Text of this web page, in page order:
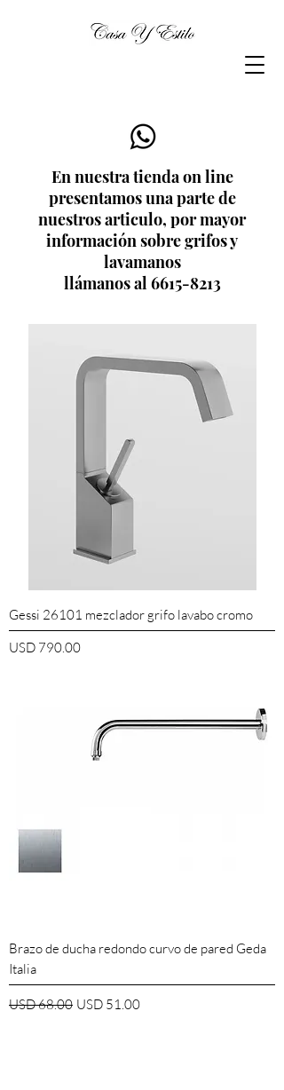
En nuestra tienda on line
presentamos una parte de
nuestros articulo, por mayor
información sobre grifos y
lavamanos
llámanos al 6615-8213
Gessi 26101 mezclador grifo lavabo cromo
Precio
USD 790.00
Brazo de ducha redondo curvo de pared Geda
Italia
Precio
USD 68.00 Precio de oferta
USD 51.00